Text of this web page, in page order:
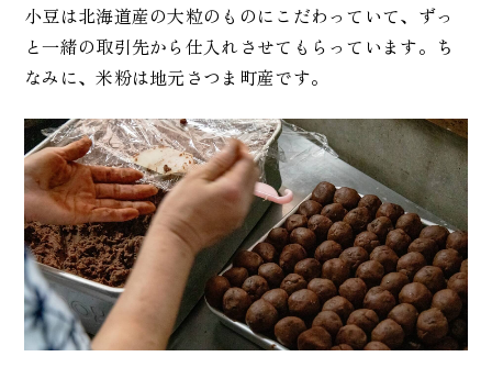
小豆は北海道産の大粒のものにこだわっていて、ずっ
と一緒の取引先から仕入れさせてもらっています。ち
なみに、米粉は地元さつま町産です。